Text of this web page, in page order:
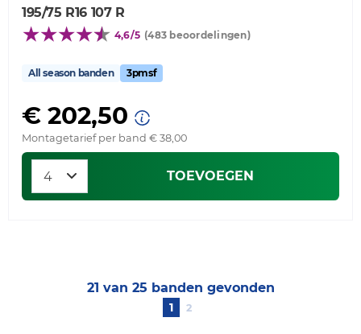
195/75 R16 107 R
4,6/5 (483 beoordelingen)
All season banden 3pmsf
€ 202,50
Montagetarief per band € 38,00
TOEVOEGEN
1 2
21 van 25 banden gevonden